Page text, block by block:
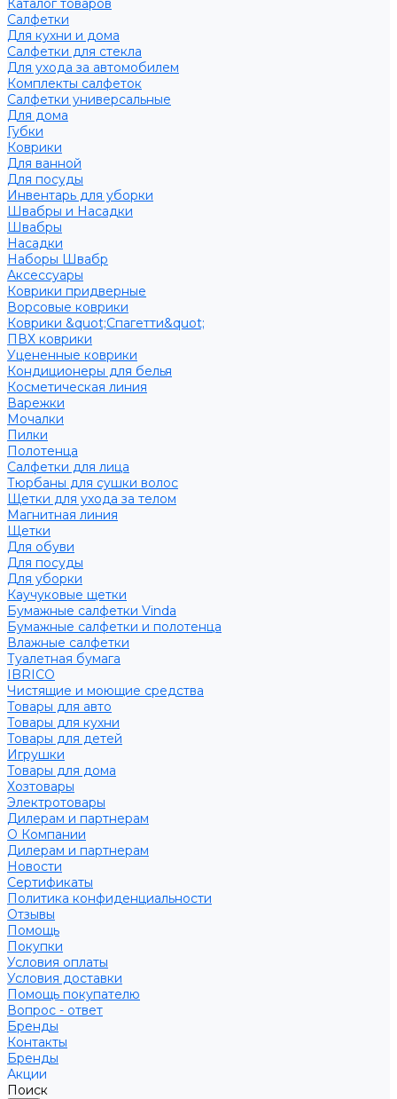
Каталог товаров
Салфетки
Для кухни и дома
Салфетки для стекла
Для ухода за автомобилем
Комплекты салфеток
Салфетки универсальные
Для дома
Губки
Коврики
Для ванной
Для посуды
Инвентарь для уборки
Швабры и Насадки
Швабры
Насадки
Наборы Швабр
Аксессуары
Коврики придверные
Ворсовые коврики
Коврики &quot;Спагетти&quot;
ПВХ коврики
Уцененные коврики
Кондиционеры для белья
Косметическая линия
Варежки
Мочалки
Пилки
Полотенца
Салфетки для лица
Тюрбаны для сушки волос
Щетки для ухода за телом
Магнитная линия
Щетки
Для обуви
Для посуды
Для уборки
Каучуковые щетки
Бумажные салфетки Vinda
Бумажные салфетки и полотенца
Влажные салфетки
Туалетная бумага
IBRICO
Чистящие и моющие средства
Товары для авто
Товары для кухни
Товары для детей
Игрушки
Товары для дома
Хозтовары
Электротовары
Дилерам и партнерам
О Компании
Дилерам и партнерам
Новости
Сертификаты
Политика конфиденциальности
Отзывы
Помощь
Покупки
Условия оплаты
Условия доставки
Помощь покупателю
Вопрос - ответ
Бренды
Контакты
Бренды
Акции
Поиск